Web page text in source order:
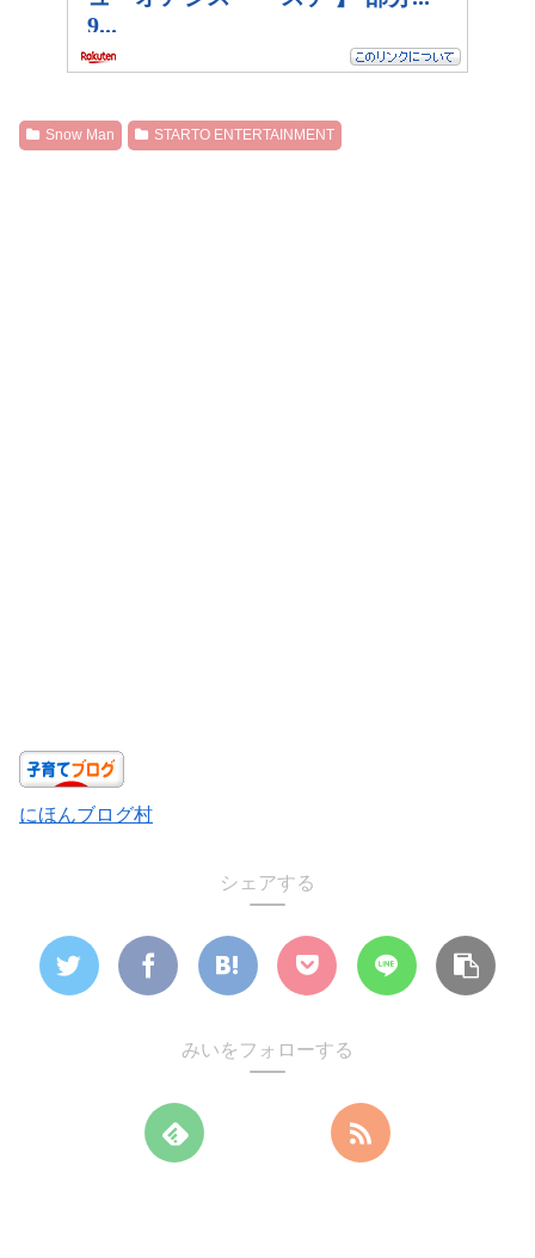
Snow Man STARTO ENTERTAINMENT
にほんブログ村
シェアする
みいをフォローする